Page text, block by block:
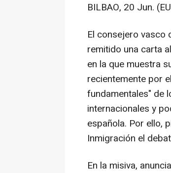
BILBAO, 20 Jun.
El consejero vasco
remitido una carta
en la que muestra
recientemente por
fundamentales" de
internacionales y
española. Por ello,
Inmigración el
En la misiva,